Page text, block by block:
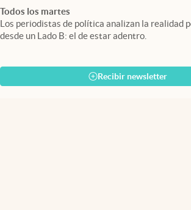
Todos los martes
Los periodistas de política analizan la realidad
desde un Lado B: el de estar adentro.
Recibir newsletter